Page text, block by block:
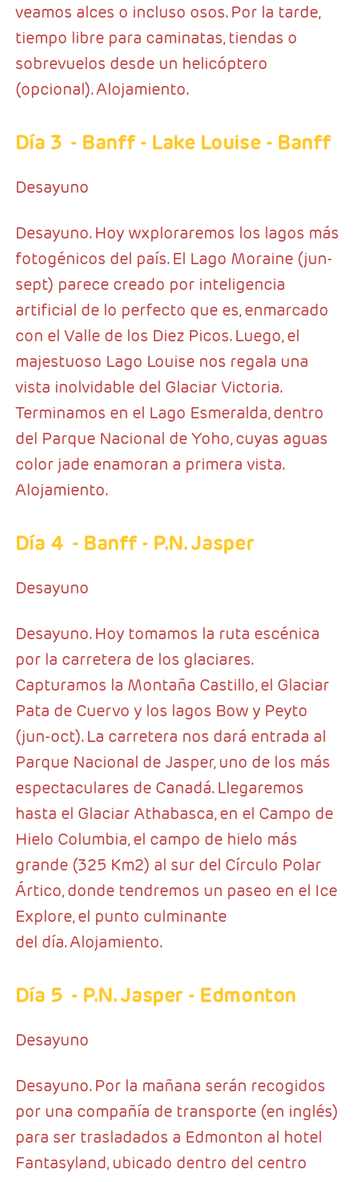
veamos alces o incluso osos. Por la tarde,
tiempo libre para caminatas, tiendas o
sobrevuelos desde un helicóptero
(opcional). Alojamiento.
Día 3 - Banff - Lake Louise - Banff
Desayuno
Desayuno. Hoy wxploraremos los lagos más
fotogénicos del país. El Lago Moraine (jun-
sept) parece creado por inteligencia
artificial de lo perfecto que es, enmarcado
con el Valle de los Diez Picos. Luego, el
majestuoso Lago Louise nos regala una
vista inolvidable del Glaciar Victoria.
Terminamos en el Lago Esmeralda, dentro
del Parque Nacional de Yoho, cuyas aguas
color jade enamoran a primera vista.
Alojamiento.
Día 4 - Banff - P.N. Jasper
Desayuno
Desayuno. Hoy tomamos la ruta escénica
por la carretera de los glaciares.
Capturamos la Montaña Castillo, el Glaciar
Pata de Cuervo y los lagos Bow y Peyto
(jun-oct). La carretera nos dará entrada al
Parque Nacional de Jasper, uno de los más
espectaculares de Canadá. Llegaremos
hasta el Glaciar Athabasca, en el Campo de
Hielo Columbia, el campo de hielo más
grande (325 Km2) al sur del Círculo Polar
Ártico, donde tendremos un paseo en el Ice
Explore, el punto culminante
del día. Alojamiento.
Día 5 - P.N. Jasper - Edmonton
Desayuno
Desayuno. Por la mañana serán recogidos
por una compañía de transporte (en inglés)
para ser trasladados a Edmonton al hotel
Fantasyland, ubicado dentro del centro